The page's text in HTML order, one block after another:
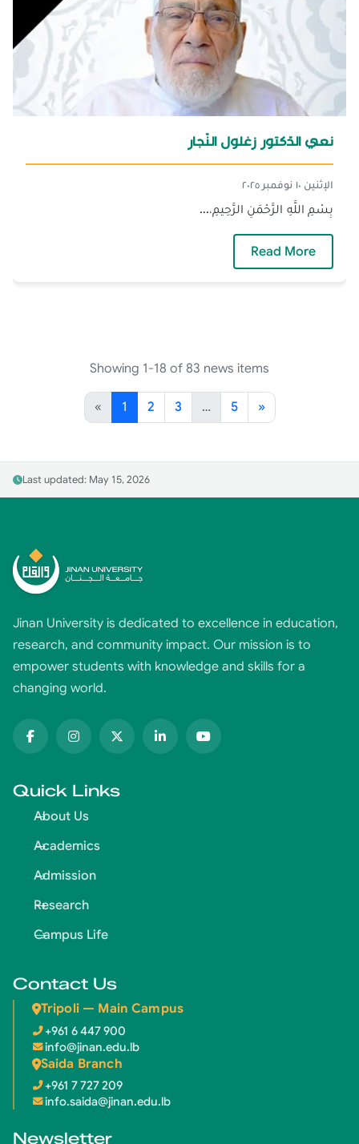
نعي الدّكتور زغلول النّجار
الإثنين ١٠ نوفمبر ٢٠٢٥
بِسْمِ اللَّهِ الرَّحْمَنِ الرَّحِيمِ،...
Read More
Showing 1-18 of 83 news items
« 1 2 3 … 5 »
Last updated: May 15, 2026
Jinan University is dedicated to excellence in education,
research, and community impact. Our mission is to
empower students with knowledge and skills for a
changing world.
Quick Links
About Us
Academics
Admission
Research
Campus Life
Contact Us
Tripoli — Main Campus
+961 6 447 900
info@jinan.edu.lb
Saida Branch
+961 7 727 209
info.saida@jinan.edu.lb
Newsletter